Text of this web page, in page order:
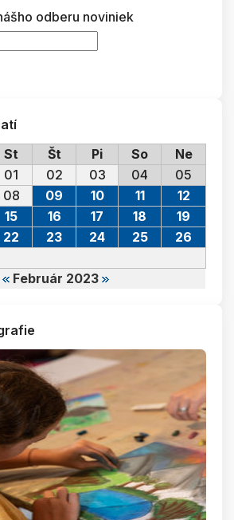
odberu noviniek
St Št Pi So Ne
Február 2023
01 02 03 04
05
08 09 10 11
12
15 16 17 18
19
22 23 24 25
26